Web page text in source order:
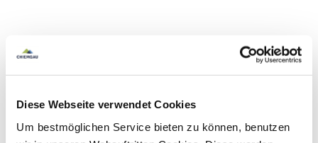
Diese Webseite verwendet Cookies
Um bestmöglichen Service bieten zu können, benutzen